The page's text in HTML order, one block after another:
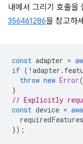
내에서 그리기 호출을
356461286을 참고하
const adapter =
if ( ! adapter .
throw new Error(
}
// Explicitly
const device =
requiredFeatures
});